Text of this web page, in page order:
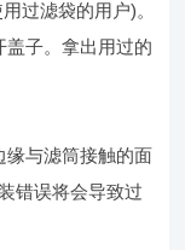
过滤袋的用户)。
盖子。拿出用过的
缘与滤筒接触的面
错误将会导致过